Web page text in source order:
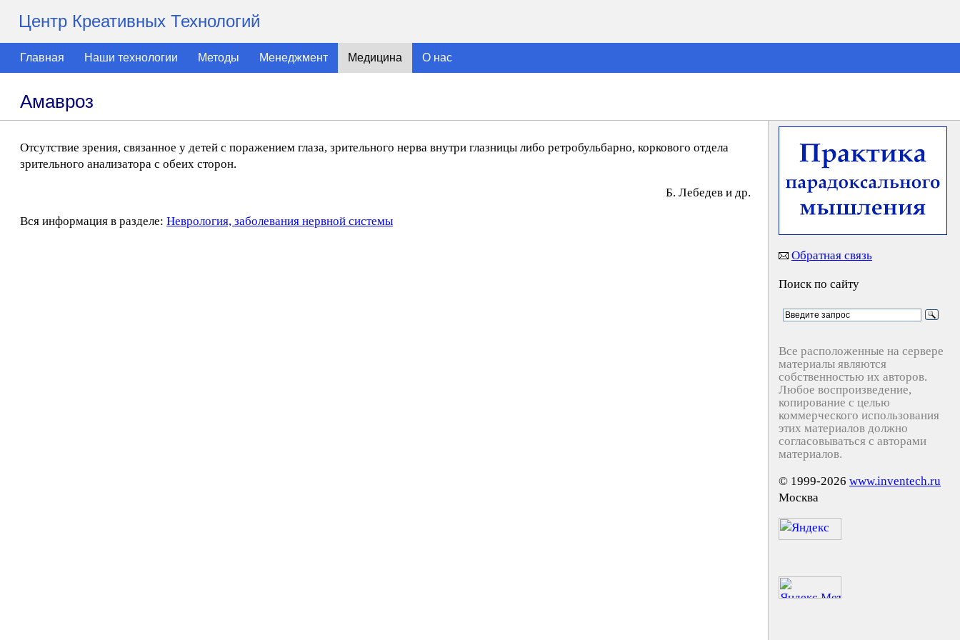
Центр Креативных Технологий
Главная Наши технологии Методы Менеджмент Медицина О нас
Амавроз
Отсутствие зрения, связанное у детей с поражением глаза, зрительного нерва внутри глазницы либо ретробульбарно, коркового отдела
зрительного анализатора с обеих сторон.
Б. Лeбeдeв и др.
Вся информация в разделе: Неврология, заболевания нервной системы
Обратная связь
Поиск по сайту
Все расположенные на сервере
материалы являются
собственностью их авторов.
Любое воспроизведение,
копирование с целью
коммерческого использования
этих материалов должно
согласовываться с авторами
материалов.
© 1999-2026 www.inventech.ru
Москва